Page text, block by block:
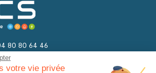
80 80 64 46
votre vie privée